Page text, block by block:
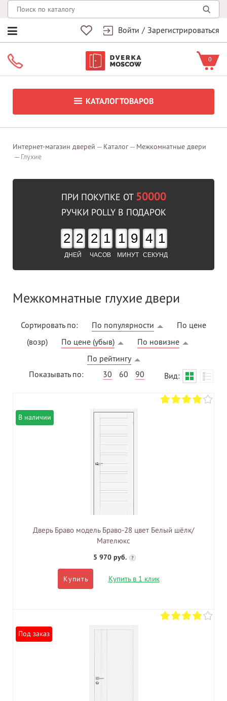
Войти / Зарегистрироваться
0
КАТАЛОГ ТОВАРОВ
Интернет-магазин дверей Каталог
Межкомнатные двери
Глухие
ПРИ ПОКУПКЕ ОТ 50000
РУЧКИ POLLY В ПОДАРОК
2 2
ДНЕЙ
2 1
ЧАСОВ
1 9
МИНУТ
4 0
СЕКУНД
Межкомнатные глухие двери
Сортировать по: По популярности
По цене
(возр)
По цене (убыв)
По новизне
По рейтингу
Показывать по:
30 60 90 Вид:
В наличии
Дверь Браво модель Браво-28 цвет Белый шёлк/
Мателюкс
5 970 руб. ?
Купить Купить в 1 клик
Под заказ